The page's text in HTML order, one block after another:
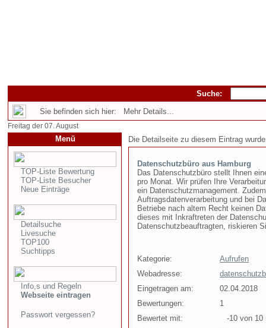
Suche:
Sie befinden sich hier: Mehr Details...
Freitag der 07. August
Menü
TOP-Liste Bewertung
TOP-Liste Besucher
Neue Einträge
Detailsuche
Livesuche
TOP100
Suchtipps
Info,s und Regeln
Webseite eintragen
Passwort vergessen?
Die Detailseite zu diesem Eintrag
Datenschutzbüro aus Hamburg
Das Datenschutzbüro stellt Ihnen
pro Monat. Wir prüfen Ihre
ein Datenschutzmanagement.
Auftragsdatenverarbeitung und bei
Betriebe nach altem Recht keinen
dieses mit Inkraftreten der
Datenschutzbeauftragten, riskieren
Kategorie:
Aufrufen
Webadresse:
Eingetragen am:
02.04.2018
Bewertungen:
1
Bewertet mit:
-10 von 10